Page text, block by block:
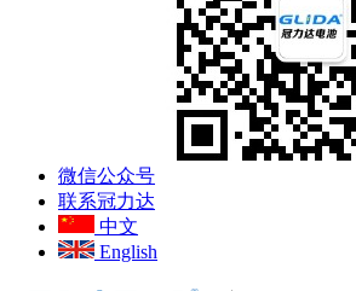
微信公众号
联系冠力达
中文
English